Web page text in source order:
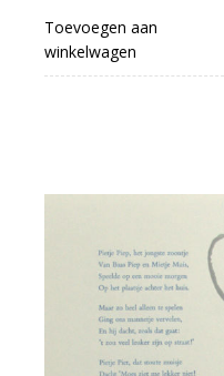
Toevoegen aan
winkelwagen